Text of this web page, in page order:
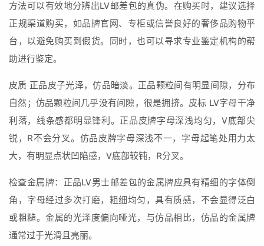
方法可以有效地分辨出LV邮差包的真伪。在购买时，建议选择
正规渠道购买，如品牌官网、专柜或信誉良好的奢侈品购物平
台，以避免购买到假货。同时，也可以寻求专业鉴定机构的帮
助进行鉴定。
皮质 正品皮子光泽，仿品暗淡。正品颗粒间有明显间隙，分布
自然；仿品颗粒间几乎没有间隙，很是拥挤。皮标 LV字母干净
利落，线条感都明显锋利。正品皮牌字母深浅均匀，V底部尖
锐，R不会分叉。仿品皮牌字母深浅不一，字母起笔处用力太
大，有明显点状凹陷感，V底部较钝，R分叉。
检查金属牌：正品LV男士邮差包的金属牌应具有精细的字体倒
角，字母经过多次打磨，粗细均匀，具有质感，不会显得泛白
或粗糙。金属的光泽度偏向哑光，与仿品相比，仿品的金属牌
通常过于光滑且亮丽。